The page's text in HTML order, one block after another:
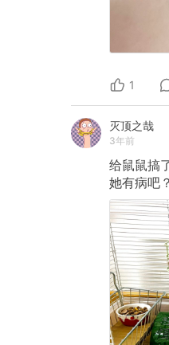
1
灭顶之哉
3年前
给鼠鼠搞
她有病吧？